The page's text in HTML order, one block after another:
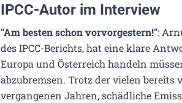
IPCC-Autor im Interview
"Am besten schon vorvorgestern!":
des IPCC-Berichts, hat eine klare
Europa und Österreich handeln
abzubremsen. Trotz der vielen bereits
vergangenen Jahren, schädliche